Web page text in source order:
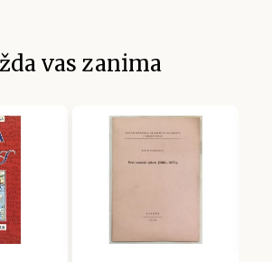
vas zanima